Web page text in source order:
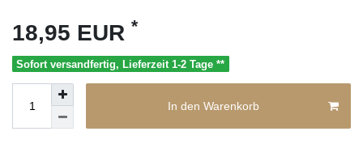
18,95 EUR *
Sofort versandfertig, Lieferzeit 1-2 Tage **
In den Warenkorb